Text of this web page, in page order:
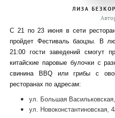
ЛИЗА
C 21 по 23 июня в сети
пройдет Фестиваль баоцзы. В
21:00 гости заведений смогут
китайские паровые булочки с
свинина BBQ или грибы с
ресторанах по адресам:
ул. Большая
ул. Новоконстантиновская,